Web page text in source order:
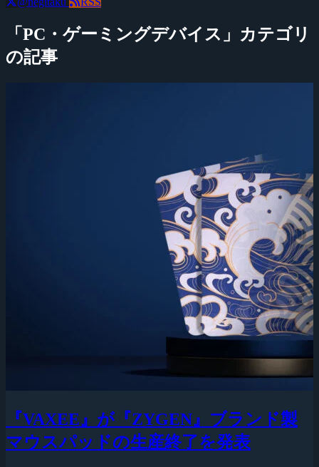
「PC・ゲーミングデバイス」カテゴリ
の記事
『VAXEE』が『ZYGEN』ブランド製
マウスパッドの生産終了を発表